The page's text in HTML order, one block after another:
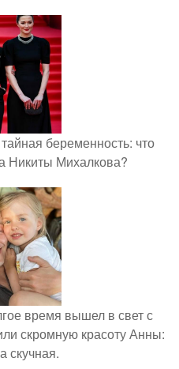
беременность: что
Никиты Михалкова?
время вышел в свет с
скромную красоту Анны:
скучная.